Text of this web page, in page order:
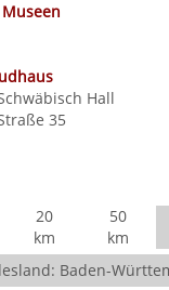
Hall
35
20
km
50
km
Baden-